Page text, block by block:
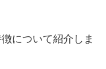
について紹介しま